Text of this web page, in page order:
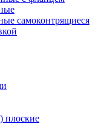
самоконтрящиеся
плоские